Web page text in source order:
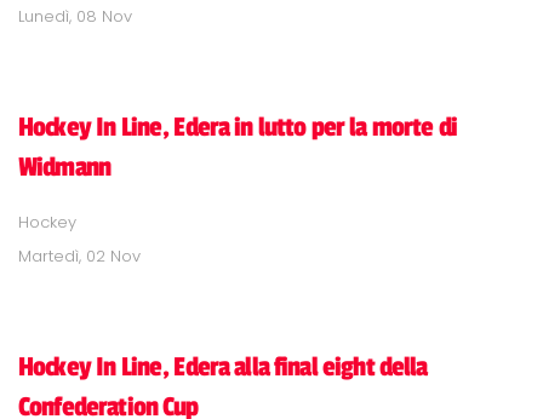
Lunedì, 08 Nov
Hockey In Line, Edera in lutto per la morte di
Widmann
Hockey
Martedì, 02 Nov
Hockey In Line, Edera alla final eight della
Confederation Cup